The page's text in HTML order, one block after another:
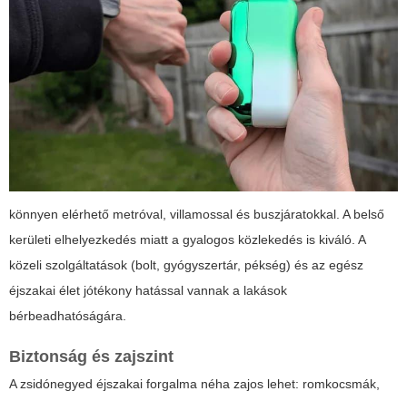
könnyen elérhető metróval, villamossal és buszjáratokkal. A belső
kerületi elhelyezkedés miatt a gyalogos közlekedés is kiváló. A
közeli szolgáltatások (bolt, gyógyszertár, pékség) és az egész
éjszakai élet jótékony hatással vannak a lakások
bérbeadhatóságára.
Biztonság és zajszint
A zsidónegyed éjszakai forgalma néha zajos lehet: romkocsmák,